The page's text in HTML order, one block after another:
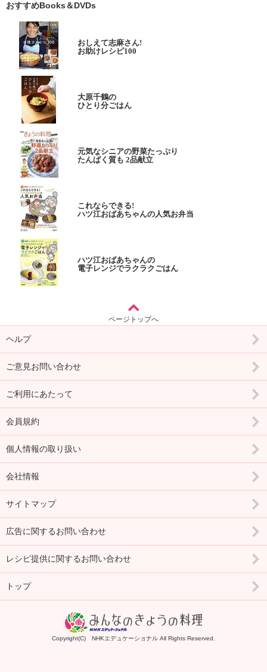
おすすめBooks＆DVDs
おしえて志麻さん!
お助けレシピ100
大原千鶴の
ひとり分ごはん
元気なシニアの野菜たっぷり
たんぱく質も 2品献立
これならできる!
ハツ江おばあちゃんの人気お弁当
ハツ江おばあちゃんの
電子レンジでラクラクごはん
ページトップへ
ヘルプ
ご意見お問い合わせ
ご利用にあたって
会員規約
個人情報の取り扱い
会社情報
サイトマップ
広告に関するお問い合わせ
レシピ提供に関するお問い合わせ
トップ
Copyright(C) NHKエデュケーショナル All Rights Reserved.